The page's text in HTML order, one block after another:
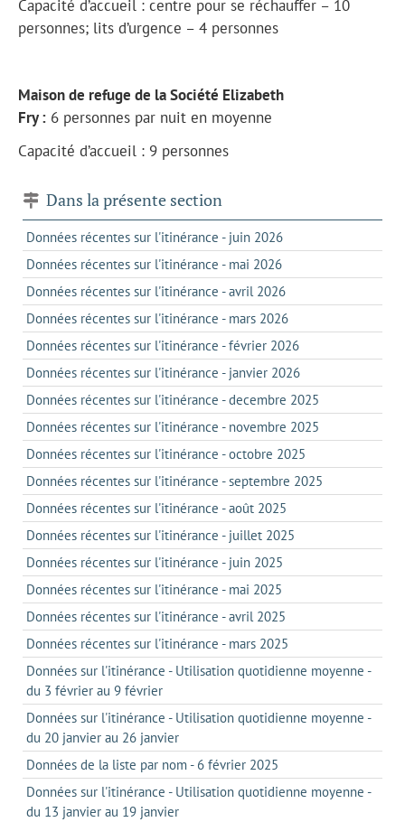
Capacité d’accueil : centre pour se réchauffer – 10
personnes; lits d’urgence – 4 personnes
Maison de refuge de la Société Elizabeth
Fry : 6 personnes par nuit en moyenne
Capacité d’accueil : 9 personnes
Dans la présente section
Données récentes sur l'itinérance - juin 2026
Données récentes sur l'itinérance - mai 2026
Données récentes sur l'itinérance - avril 2026
Données récentes sur l'itinérance - mars 2026
Données récentes sur l'itinérance - février 2026
Données récentes sur l'itinérance - janvier 2026
Données récentes sur l'itinérance - decembre 2025
Données récentes sur l'itinérance - novembre 2025
Données récentes sur l'itinérance - octobre 2025
Données récentes sur l'itinérance - septembre 2025
Données récentes sur l'itinérance - août 2025
Données récentes sur l'itinérance - juillet 2025
Données récentes sur l'itinérance - juin 2025
Données récentes sur l'itinérance - mai 2025
Données récentes sur l'itinérance - avril 2025
Données récentes sur l'itinérance - mars 2025
Données sur l'itinérance - Utilisation quotidienne moyenne -
du 3 février au 9 février
Données sur l'itinérance - Utilisation quotidienne moyenne -
du 20 janvier au 26 janvier
Données de la liste par nom - 6 février 2025
Données sur l'itinérance - Utilisation quotidienne moyenne -
du 13 janvier au 19 janvier